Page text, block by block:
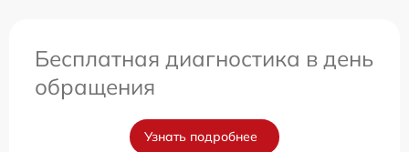
Бесплатная диагностика в день
обращения
Узнать подробнее